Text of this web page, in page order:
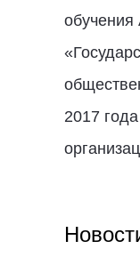
обучения
2017